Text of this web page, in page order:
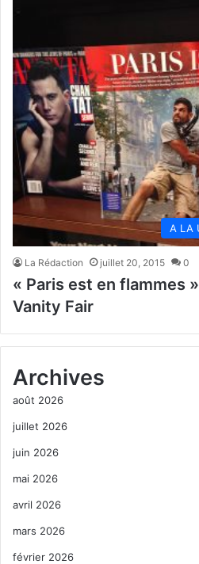
A LA
La Rédaction juillet 20, 2015 0
« Paris est en flammes
Vanity Fair
Archives
août 2026
juillet 2026
juin 2026
mai 2026
avril 2026
mars 2026
février 2026